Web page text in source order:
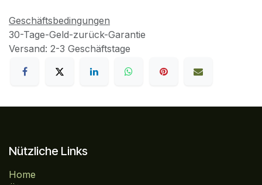
Geschäftsbedingungen
30-Tage-Geld-zurück-Garantie
Versand: 2-3 Geschäftstage
Nützliche Links
Home